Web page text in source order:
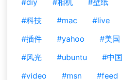
#diy
#相机 #壁纸
#科技
#mac #live
#插件
#yahoo #美国
#风光
#ubuntu #中国
#video
#msn #feed